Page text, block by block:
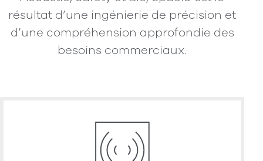
résultat d’une ingénierie de précision et
d’une compréhension approfondie des
besoins commerciaux.